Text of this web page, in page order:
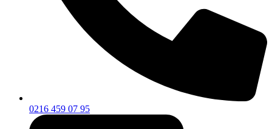
0216 459 07 95